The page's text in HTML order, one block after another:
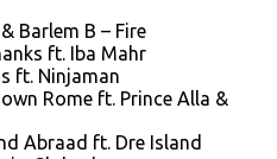
Barlem B – Fire
ft. Iba Mahr
ft. Ninjaman
Rome ft. Prince Alla &
Abraad ft. Dre Island